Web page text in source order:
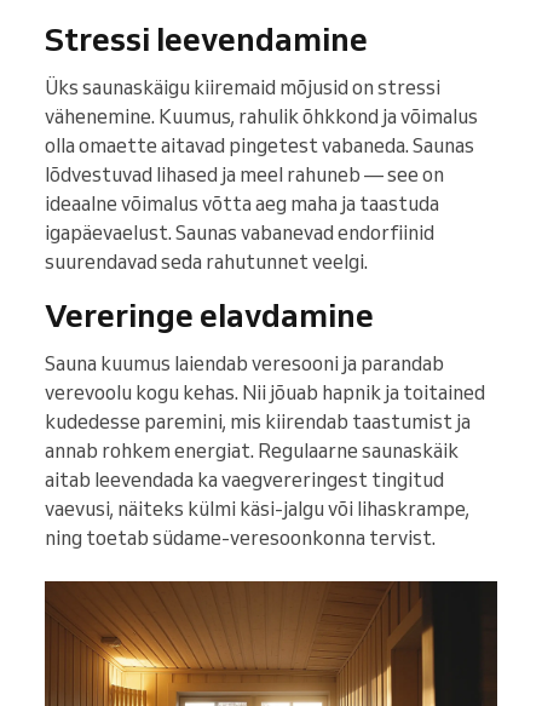
Stressi leevendamine
Üks saunaskäigu kiiremaid mõjusid on stressi
vähenemine. Kuumus, rahulik õhkkond ja võimalus
olla omaette aitavad pingetest vabaneda. Saunas
lõdvestuvad lihased ja meel rahuneb — see on
ideaalne võimalus võtta aeg maha ja taastuda
igapäevaelust. Saunas vabanevad endorfiinid
suurendavad seda rahutunnet veelgi.
Vereringe elavdamine
Sauna kuumus laiendab veresooni ja parandab
verevoolu kogu kehas. Nii jõuab hapnik ja toitained
kudedesse paremini, mis kiirendab taastumist ja
annab rohkem energiat. Regulaarne saunaskäik
aitab leevendada ka vaegvereringest tingitud
vaevusi, näiteks külmi käsi-jalgu või lihaskrampe,
ning toetab südame-veresoonkonna tervist.